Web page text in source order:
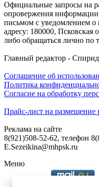
Официальные запросы на
опровержения информации
письмом с уведомлением о
адресу: 180000, Псковская
либо обращаться лично по
Главный редактор -
Соглашение об
Политика
Согласие на обработку
Прайс-лист на размещение
Реклама на сайте
8(921)508-52-62, телефон
E.Sezeikina@mhpsk.ru
Меню